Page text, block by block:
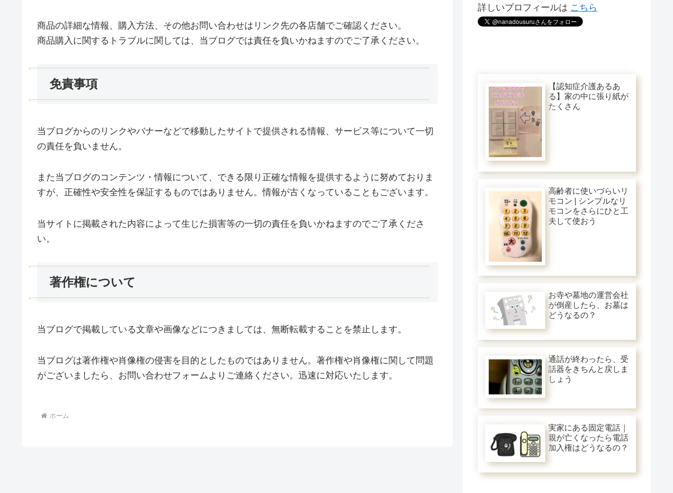
商品の詳細な情報、購入方法、その他お問い合わせはリンク先の各店舗でご確認ください。
商品購入に関するトラブルに関しては、当ブログでは責任を負いかねますのでご了承ください。
免責事項
当ブログからのリンクやバナーなどで移動したサイトで提供される情報、サービス等について一切
の責任を負いません。
また当ブログのコンテンツ・情報について、できる限り正確な情報を提供するように努めておりま
すが、正確性や安全性を保証するものではありません。情報が古くなっていることもございます。
当サイトに掲載された内容によって生じた損害等の一切の責任を負いかねますのでご了承くださ
い。
著作権について
当ブログで掲載している文章や画像などにつきましては、無断転載することを禁止します。
当ブログは著作権や肖像権の侵害を目的としたものではありません。著作権や肖像権に関して問題
がございましたら、お問い合わせフォームよりご連絡ください。迅速に対応いたします。
ホーム
詳しいプロフィールは こちら
【認知症介護あるあ
る】家の中に張り紙が
たくさん
高齢者に使いづらいリ
モコン | シンプルなリ
モコンをさらにひと工
夫して使おう
お寺や墓地の運営会社
が倒産したら、お墓は
どうなるの？
通話が終わったら、受
話器をきちんと戻しま
しょう
実家にある固定電話｜
親が亡くなったら電話
加入権はどうなるの？